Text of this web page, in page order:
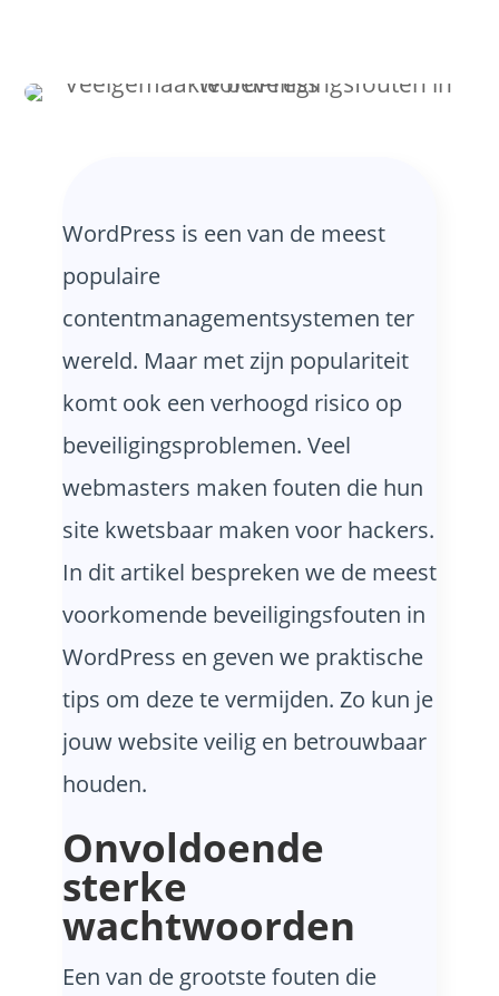
WordPress is een van de meest
populaire
contentmanagementsystemen ter
wereld. Maar met zijn populariteit
komt ook een verhoogd risico op
beveiligingsproblemen. Veel
webmasters maken fouten die hun
site kwetsbaar maken voor hackers.
In dit artikel bespreken we de meest
voorkomende beveiligingsfouten in
WordPress en geven we praktische
tips om deze te vermijden. Zo kun je
jouw website veilig en betrouwbaar
houden.
Onvoldoende
sterke
wachtwoorden
Een van de grootste fouten die